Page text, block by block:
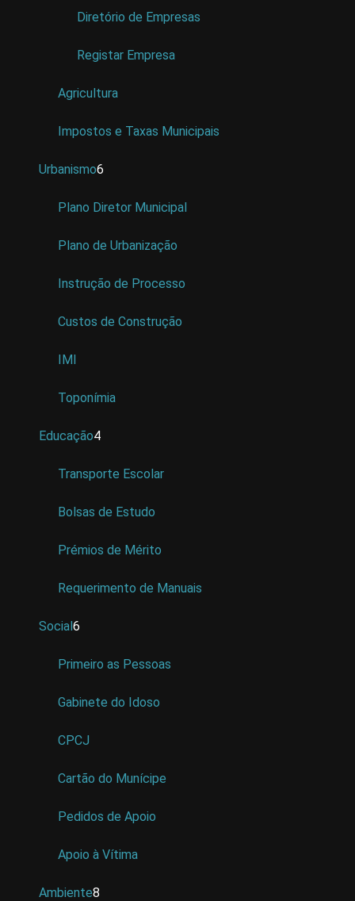
Diretório de Empresas
Registar Empresa
Agricultura
Impostos e Taxas Municipais
Urbanismo6
Plano Diretor Municipal
Plano de Urbanização
Instrução de Processo
Custos de Construção
IMI
Toponímia
Educação4
Transporte Escolar
Bolsas de Estudo
Prémios de Mérito
Requerimento de Manuais
Social6
Primeiro as Pessoas
Gabinete do Idoso
CPCJ
Cartão do Munícipe
Pedidos de Apoio
Apoio à Vítima
Ambiente8